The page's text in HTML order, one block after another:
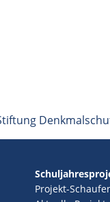
Projekt-